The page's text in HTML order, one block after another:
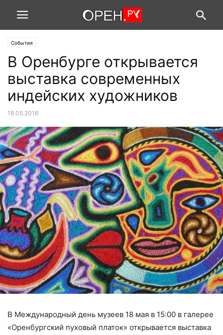
События
В Оренбурге открывается
выставка современных
индейских художников
18.05.2016
В Международный день музеев 18 мая в 15:00 в галерее
«Оренбургский пуховый платок» открывается выставка